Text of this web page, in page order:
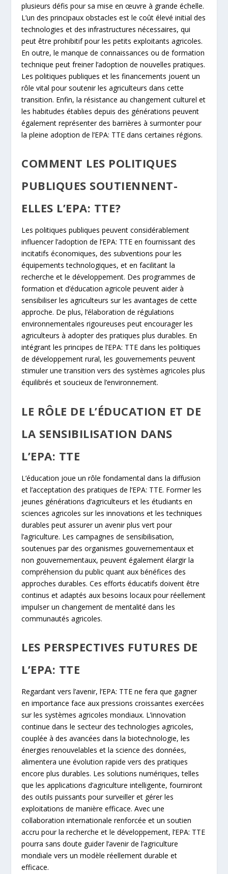
plusieurs défis pour sa mise en œuvre à grande échelle.
L’un des principaux obstacles est le coût élevé initial des
technologies et des infrastructures nécessaires, qui
peut être prohibitif pour les petits exploitants agricoles.
En outre, le manque de connaissances ou de formation
technique peut freiner l’adoption de nouvelles pratiques.
Les politiques publiques et les financements jouent un
rôle vital pour soutenir les agriculteurs dans cette
transition. Enfin, la résistance au changement culturel et
les habitudes établies depuis des générations peuvent
également représenter des barrières à surmonter pour
la pleine adoption de l’EPA: TTE dans certaines régions.
COMMENT LES POLITIQUES
PUBLIQUES SOUTIENNENT-
ELLES L’EPA: TTE?
Les politiques publiques peuvent considérablement
influencer l’adoption de l’EPA: TTE en fournissant des
incitatifs économiques, des subventions pour les
équipements technologiques, et en facilitant la
recherche et le développement. Des programmes de
formation et d’éducation agricole peuvent aider à
sensibiliser les agriculteurs sur les avantages de cette
approche. De plus, l’élaboration de régulations
environnementales rigoureuses peut encourager les
agriculteurs à adopter des pratiques plus durables. En
intégrant les principes de l’EPA: TTE dans les politiques
de développement rural, les gouvernements peuvent
stimuler une transition vers des systèmes agricoles plus
équilibrés et soucieux de l’environnement.
LE RÔLE DE L’ÉDUCATION ET DE
LA SENSIBILISATION DANS
L’EPA: TTE
L’éducation joue un rôle fondamental dans la diffusion
et l’acceptation des pratiques de l’EPA: TTE. Former les
jeunes générations d’agriculteurs et les étudiants en
sciences agricoles sur les innovations et les techniques
durables peut assurer un avenir plus vert pour
l’agriculture. Les campagnes de sensibilisation,
soutenues par des organismes gouvernementaux et
non gouvernementaux, peuvent également élargir la
compréhension du public quant aux bénéfices des
approches durables. Ces efforts éducatifs doivent être
continus et adaptés aux besoins locaux pour réellement
impulser un changement de mentalité dans les
communautés agricoles.
LES PERSPECTIVES FUTURES DE
L’EPA: TTE
Regardant vers l’avenir, l’EPA: TTE ne fera que gagner
en importance face aux pressions croissantes exercées
sur les systèmes agricoles mondiaux. L’innovation
continue dans le secteur des technologies agricoles,
couplée à des avancées dans la biotechnologie, les
énergies renouvelables et la science des données,
alimentera une évolution rapide vers des pratiques
encore plus durables. Les solutions numériques, telles
que les applications d’agriculture intelligente, fourniront
des outils puissants pour surveiller et gérer les
exploitations de manière efficace. Avec une
collaboration internationale renforcée et un soutien
accru pour la recherche et le développement, l’EPA: TTE
pourra sans doute guider l’avenir de l’agriculture
mondiale vers un modèle réellement durable et
efficace.